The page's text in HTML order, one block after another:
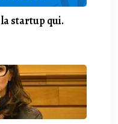
la startup qui.